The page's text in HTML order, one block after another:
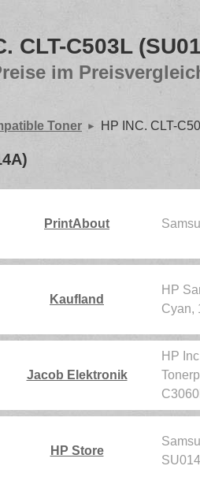
CLT-C503L
im
Toner HP INC. CLT-
PrintAbout
Kaufland
HP
Cyan,
Jacob Elektronik
HP
HP Store